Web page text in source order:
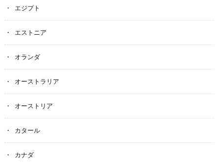
エジプト
エストニア
オランダ
オーストラリア
オーストリア
カタール
カナダ